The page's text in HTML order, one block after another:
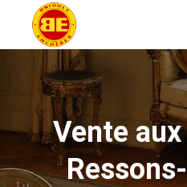
Vente